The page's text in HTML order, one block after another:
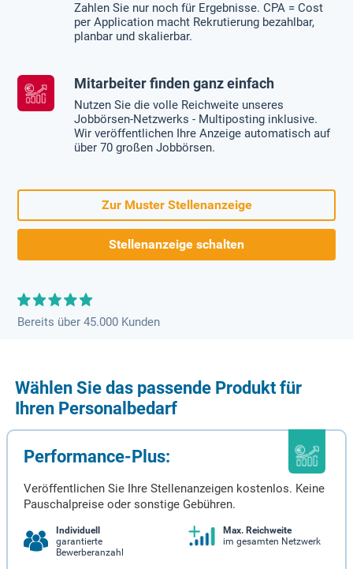
Zahlen Sie nur noch für Ergebnisse. CPA = Cost
per Application macht Rekrutierung bezahlbar,
planbar und skalierbar.
Mitarbeiter finden ganz einfach
Nutzen Sie die volle Reichweite unseres
Jobbörsen-Netzwerks - Multiposting inklusive.
Wir veröffentlichen Ihre Anzeige automatisch auf
über 70 großen Jobbörsen.
Zur Muster Stellenanzeige
Stellenanzeige schalten
Bereits über 45.000 Kunden
Wählen Sie das passende Produkt für
Ihren Personalbedarf
Performance-Plus:
Veröffentlichen Sie Ihre Stellenanzeigen kostenlos. Keine
Pauschalpreise oder sonstige Gebühren.
Individuell
garantierte
Bewerberanzahl
Max. Reichweite
im gesamten Netzwerk